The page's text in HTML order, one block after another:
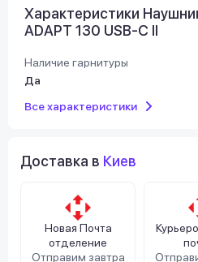
Характеристики
ADAPT 130 USB-C II
Наличие гарнитуры
Да
Все характеристики
Доставка в Киев
Новая Почта
отделение
Отправим завтра